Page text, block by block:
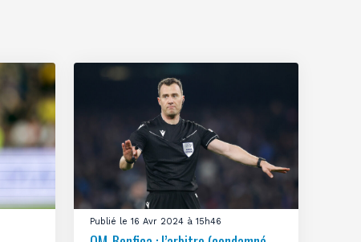
Publié le 16 Avr 2024 à 15h46